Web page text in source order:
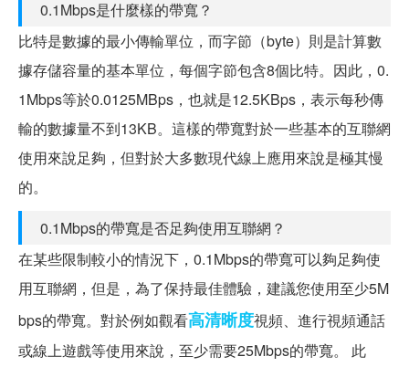
0.1Mbps是什麼樣的帶寬？
比特是數據的最小傳輸單位，而字節（byte）則是計算數
據存儲容量的基本單位，每個字節包含8個比特。因此，0.
1Mbps等於0.0125MBps，也就是12.5KBps，表示每秒傳
輸的數據量不到13KB。這樣的帶寬對於一些基本的互聯網
使用來說足夠，但對於大多數現代線上應用來說是極其慢
的。
0.1Mbps的帶寬是否足夠使用互聯網？
在某些限制較小的情況下，0.1Mbps的帶寬可以夠足夠使
用互聯網，但是，為了保持最佳體驗，建議您使用至少5M
bps的帶寬。對於例如觀看高清晰度視頻、進行視頻通話
或線上遊戲等使用來說，至少需要25Mbps的帶寬。 此